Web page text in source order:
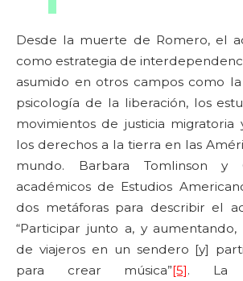
Desde la muerte de Romero, el
como estrategia de
asumido en otros campos como
psicología de la liberación, los
movimientos de justicia migratoria
los derechos a la tierra en las
mundo. Barbara Tomlinson y
académicos de Estudios
dos metáforas para describir el
“Participar junto a, y
de viajeros en un sendero [y]
para crear música”[5]. La